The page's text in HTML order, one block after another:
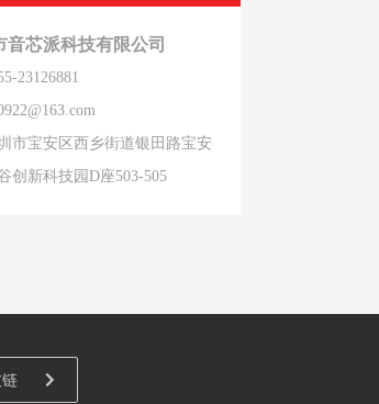
音芯派科技有限公司
23126881
市宝安区西乡街道银田路宝安
创新科技园D座503-505
链